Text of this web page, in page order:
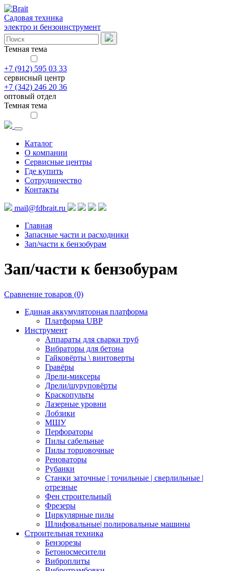
Садовая техника
электро и бензоинструмент
Темная тема
+7 (912) 595 03 33
сервисный центр
+7 (342) 246 20 36
оптовый отдел
Темная тема
Каталог
О компании
Сервисные центры
Где купить
Сотрудничество
Контакты
mail@fdbrait.ru
Главная
Запасные части и расходники
Зап/части к бензобурам
Зап/части к бензобурам
Сравнение товаров (0)
Единая аккумуляторная платформа
Платформа UBP
Инcтрумент
Аппараты для сварки труб
Вибраторы для бетона
Гайковёрты \ винтоверты
Гравёры
Дрели-миксеры
Дрели/шуруповёрты
Краскопульты
Лазерные уровни
Лобзики
МШУ
Перфораторы
Пилы сабельные
Пилы торцовочные
Реноваторы
Рубанки
Станки заточные | точильные | сверлильные |
отрезные
Фен строительный
Фрезеры
Циркулярные пилы
Шлифовальные| полировальные машины
Строительная техника
Бензорезы
Бетоносмесители
Виброплиты